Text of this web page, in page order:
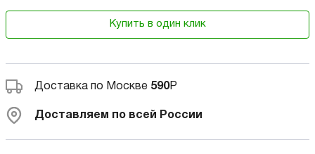
Купить в один клик
Доставка по Москве 590Р
Доставляем по всей России